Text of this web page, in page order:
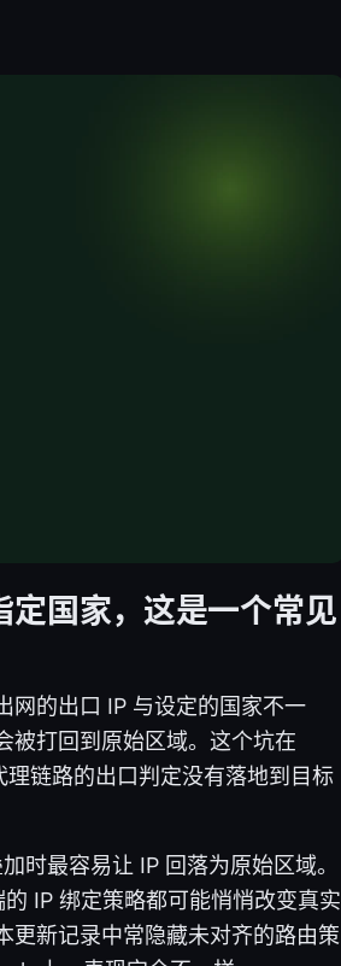
国家，这是一个常见
网的出口 IP 与设定的国家不一
被打回到原始区域。这个坑在
链路的出口判定没有落地到目标
时最容易让 IP 回落为原始区域。
IP 绑定策略都可能悄悄改变真实
更新记录中常隐藏未对齐的路由策